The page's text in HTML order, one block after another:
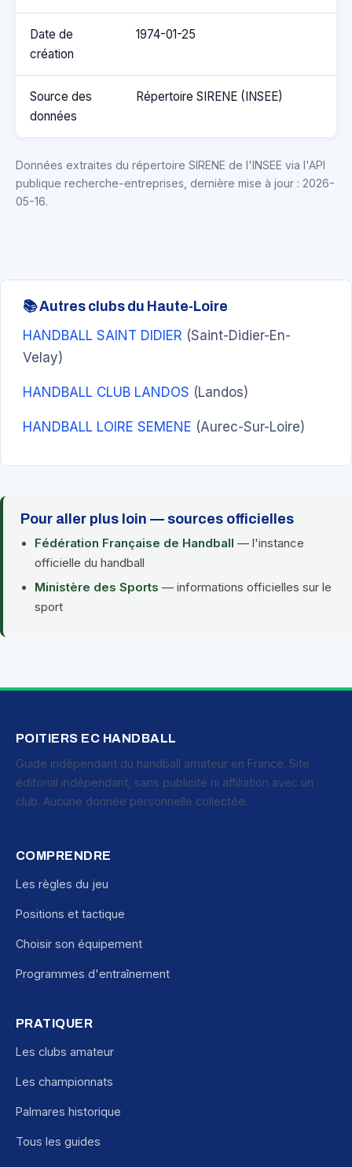
Date de
création
1974-01-25
Source des
données
Répertoire SIRENE (INSEE)
Données extraites du répertoire SIRENE de l'INSEE via l'API
publique recherche-entreprises, dernière mise à jour : 2026-
05-16.
📚 Autres clubs du Haute-Loire
HANDBALL SAINT DIDIER (Saint-Didier-En-
Velay)
HANDBALL CLUB LANDOS (Landos)
HANDBALL LOIRE SEMENE (Aurec-Sur-Loire)
Pour aller plus loin — sources officielles
Fédération Française de Handball — l'instance
officielle du handball
Ministère des Sports — informations officielles sur le
sport
POITIERS EC HANDBALL
Guide indépendant du handball amateur en France. Site
éditorial indépendant, sans publicité ni affiliation avec un
club. Aucune donnée personnelle collectée.
COMPRENDRE
Les règles du jeu
Positions et tactique
Choisir son équipement
Programmes d'entraînement
PRATIQUER
Les clubs amateur
Les championnats
Palmares historique
Tous les guides